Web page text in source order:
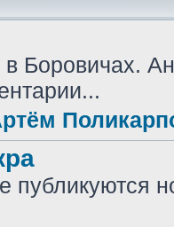
в Боровичах.
публикуются